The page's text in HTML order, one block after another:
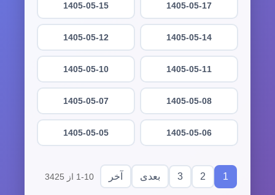
1405-05-17
1405-05-15
1405-05-14
1405-05-12
1405-05-11
1405-05-10
1405-05-08
1405-05-07
1405-05-06
1405-05-05
1
2
3 بعدی آخر 1-10 از 3425